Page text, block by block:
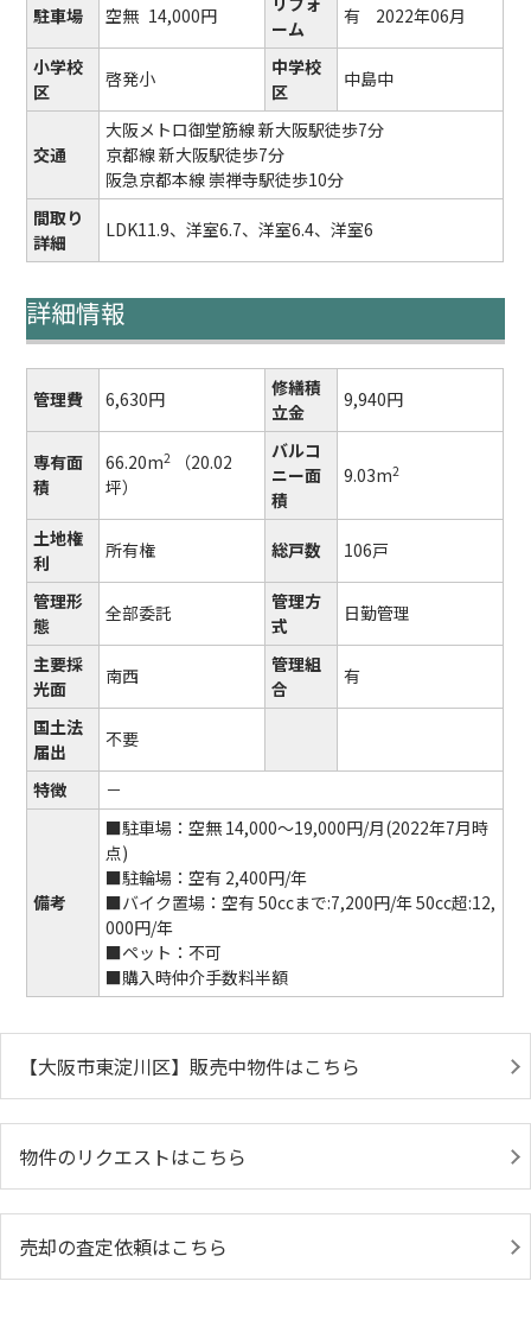
駐車場 空無 14,000円
ーム
有 2022年06月
小学校
区
啓発小
中学校
区
中島中
交通
大阪メトロ御堂筋線 新大阪駅徒歩7分
京都線 新大阪駅徒歩7分
阪急京都本線 崇禅寺駅徒歩10分
間取り
詳細
LDK11.9、洋室6.7、洋室6.4、洋室6
詳細情報
管理費 6,630円
修繕積
立金
9,940円
専有面
積
66.20m2
（20.02
坪）
バルコ
ニー面
積
9.03m2
土地権
利
所有権 総戸数 106戸
管理形
態
全部委託
管理方
式
日勤管理
主要採
光面
南西
管理組
合
有
国土法
届出
不要
特徴 －
備考
■駐車場：空無 14,000～19,000円/月(2022年7月時
点)
■駐輪場：空有 2,400円/年
■バイク置場：空有 50ccまで:7,200円/年 50cc超:12,
000円/年
■ペット：不可
■購入時仲介手数料半額
【大阪市東淀川区】販売中物件はこちら
物件のリクエストはこちら
売却の査定依頼はこちら